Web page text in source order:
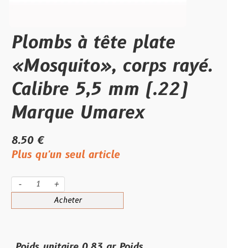
Plombs à tête plate
«Mosquito», corps rayé.
Calibre 5,5 mm (.22)
Marque Umarex
8.50 €
Plus qu'un seul article
- +
Acheter